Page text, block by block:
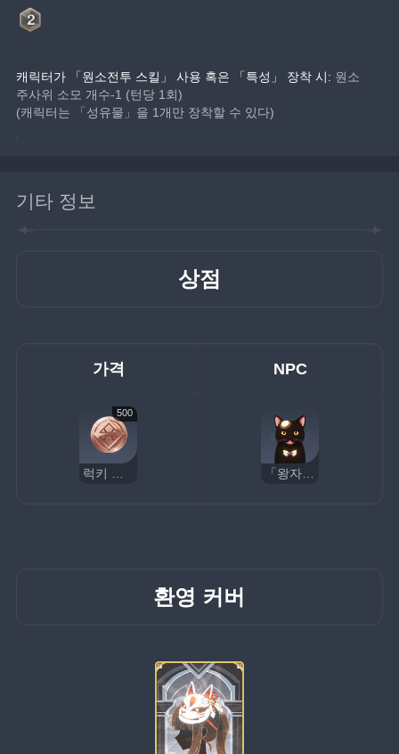
캐릭터가 「원소전투 스킬」 사용 혹은 「특성」 장착 시: 원소
주사위 소모 개수-1 (턴당 1회)
(캐릭터는 「성유물」을 1개만 장착할 수 있다)
기타 정보
상점
가격 NPC
500
럭키 코인 「왕자님」
환영 커버